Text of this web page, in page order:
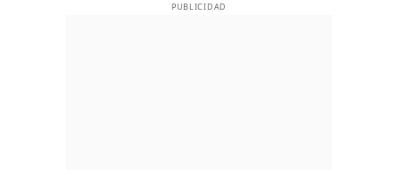
PUBLICIDAD